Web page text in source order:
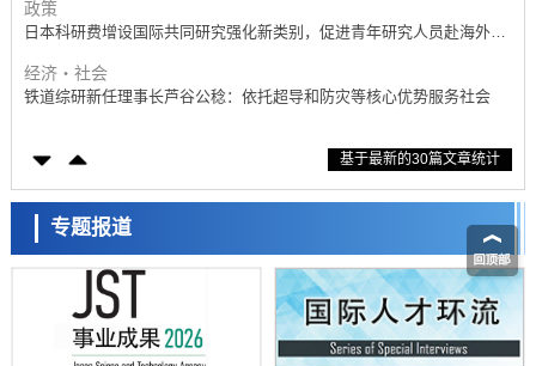
政策
日本科研费增设国际共同研究强化新类别，促进青年研究人员赴海外开
经济・社会
铁道综研新任理事长芦谷公稔：依托超导和防灾等核心优势服务社会
东京大学通过叶绿体基因组编辑技术强化碳固定酶，成功提高光合作用
科学研究
藤田医科大学等成功鉴定出非结核分枝杆菌生存的必需基因，首次揭示
该基因的必要性因菌株而异
经济・社会
【AI法下篇】如何应对AI的不可控性——中央大学平野晋教授专访
科学研究
日本学术会议：为保持土壤健康应采取哪些措施？探讨土壤保护与强化
基于最新的30篇文章统计
专题报道